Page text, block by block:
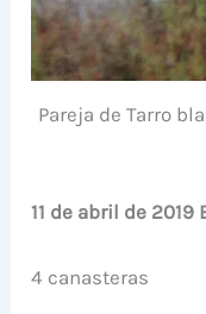
Pareja de Tarro
11 de abril de 2019
4 canasteras